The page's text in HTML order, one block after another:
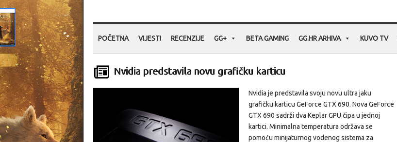
POČETNA VIJESTI RECENZIJE GG+ BETA GAMING GG.HR ARHIVA KUVO TV
Nvidia predstavila novu grafičku karticu
Nvidia je predstavila svoju novu ultra jaku
grafičku karticu GeForce GTX 690. Nova GeForce
GTX 690 sadrži dva Keplar GPU čipa u jednoj
kartici. Minimalna temperatura održava se
pomoću minijaturnog vodenog sistema za